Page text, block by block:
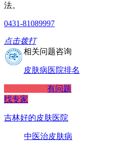
法。
0431-81089997
点击拨打
相关问题咨询
皮肤病医院排名
有问题
找专家
吉林好的皮肤医院
中医治皮肤病